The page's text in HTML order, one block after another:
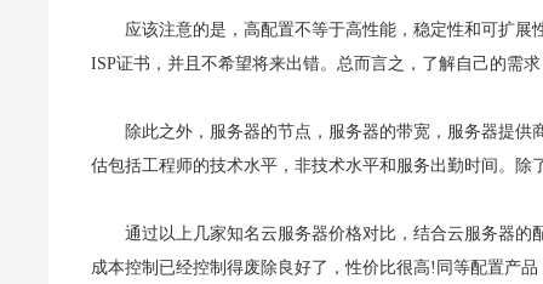
应该注意的是，高配置不等于高性能，稳定性和可扩
ISP证书，并且不希望将来出错。总而言之，了解自己的需
除此之外，服务器的节点，服务器的带宽，服务器提
估包括工程师的技术水平，非技术水平和服务出勤时间。
通过以上几家知名云服务器价格对比，结合云服务器
成本控制已经控制得废除良好了，性价比很高!同等配置产